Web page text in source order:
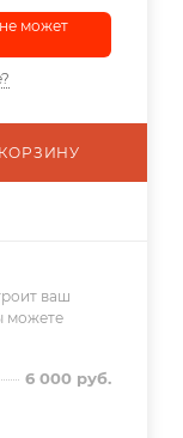
может
ваш
можете
6 000 руб.